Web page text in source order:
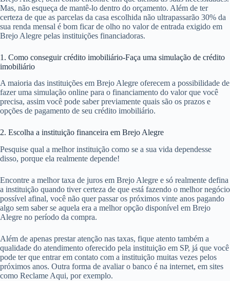
Mas, não esqueça de mantê-lo dentro do orçamento. Além de ter
certeza de que as parcelas da casa escolhida não ultrapassarão 30% da
sua renda mensal é bom ficar de olho no valor de entrada exigido em
Brejo Alegre pelas instituições financiadoras.
1. Como conseguir crédito imobiliário-Faça uma simulação de crédito
imobiliário
A maioria das instituições em Brejo Alegre oferecem a possibilidade de
fazer uma simulação online para o financiamento do valor que você
precisa, assim você pode saber previamente quais são os prazos e
opções de pagamento de seu crédito imobiliário.
2. Escolha a instituição financeira em Brejo Alegre
Pesquise qual a melhor instituição como se a sua vida dependesse
disso, porque ela realmente depende!
Encontre a melhor taxa de juros em Brejo Alegre e só realmente defina
a instituição quando tiver certeza de que está fazendo o melhor negócio
possível afinal, você não quer passar os próximos vinte anos pagando
algo sem saber se aquela era a melhor opção disponível em Brejo
Alegre no período da compra.
Além de apenas prestar atenção nas taxas, fique atento também a
qualidade do atendimento oferecido pela instituição em SP, já que você
pode ter que entrar em contato com a instituição muitas vezes pelos
próximos anos. Outra forma de avaliar o banco é na internet, em sites
como Reclame Aqui, por exemplo.